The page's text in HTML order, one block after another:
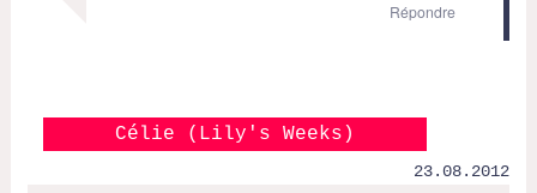
Répondre
Célie (Lily's Weeks)
23.08.2012